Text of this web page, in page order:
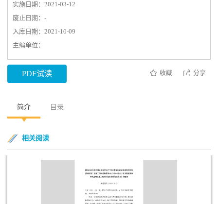
实施日期：2021-03-12
废止日期：-
入库日期：2021-10-09
主编单位：
PDF试读 收藏 分享
简介 目录
相关阅读